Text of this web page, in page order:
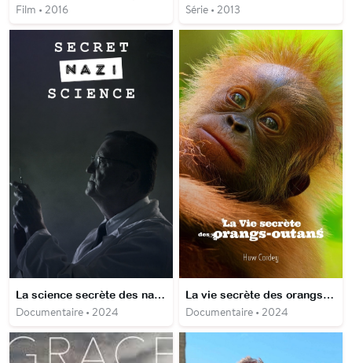
Film • 2016 Série • 2013
La science secrète des nazis
Documentaire • 2024
La vie secrète des orangs-outans
Documentaire • 2024